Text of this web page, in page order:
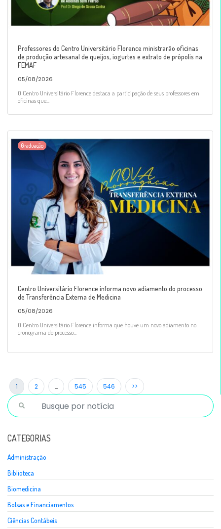
Professores do Centro Universitário Florence ministrarão oficinas
de produção artesanal de queijos, iogurtes e extrato de própolis na
FEMAF
05/08/2026
O Centro Universitário Florence destaca a participação de seus professores em
oficinas que...
Graduação
Centro Universitário Florence informa novo adiamento do processo
de Transferência Externa de Medicina
05/08/2026
O Centro Universitário Florence informa que houve um novo adiamento no
cronograma do processo...
1 2 … 545 546 >>
CATEGORIAS
Administração
Biblioteca
Biomedicina
Bolsas e Financiamentos
Ciências Contábeis